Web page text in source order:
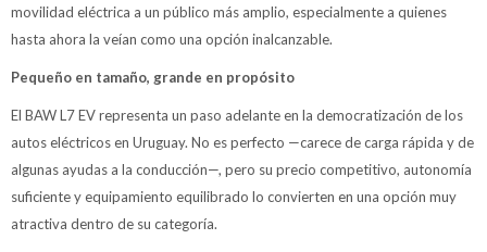
movilidad eléctrica a un público más amplio, especialmente a quienes
hasta ahora la veían como una opción inalcanzable.
Pequeño en tamaño, grande en propósito
El BAW L7 EV representa un paso adelante en la democratización de los
autos eléctricos en Uruguay. No es perfecto —carece de carga rápida y de
algunas ayudas a la conducción—, pero su precio competitivo, autonomía
suficiente y equipamiento equilibrado lo convierten en una opción muy
atractiva dentro de su categoría.